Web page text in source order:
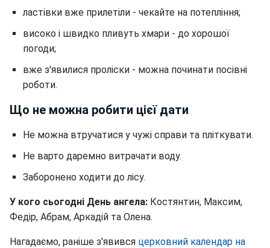
ластівки вже прилетіли - чекайте на потепління;
високо і швидко пливуть хмари - до хорошої
погоди;
вже з'явилися проліски - можна починати посівні
роботи.
Що не можна робити цієї дати
Не можна втручатися у чужі справи та пліткувати.
Не варто даремно витрачати воду.
Заборонено ходити до лісу.
У кого сьогодні День ангела: Костянтин, Максим,
Федір, Абрам, Аркадій та Олена.
Нагадаємо, раніше з'явився церковний календар на